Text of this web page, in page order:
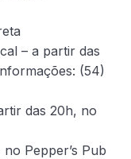
– a partir das
(54)
das 20h, no
Pepper’s Pub